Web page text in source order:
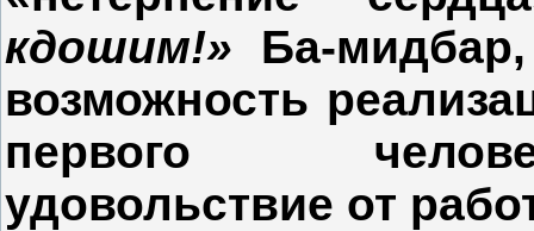
кдошим!» Ба-
возможность
первого
удовольствие от